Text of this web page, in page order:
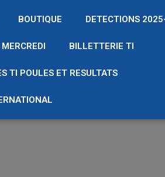
BOUTIQUE DETECTIONS
BILLETTERIE TI
TI POULES ET RESULTATS